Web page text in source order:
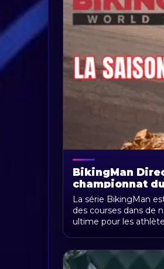
BikingMan
championnat
Sports
La série BikingMan
des courses dans de
ultime pour les